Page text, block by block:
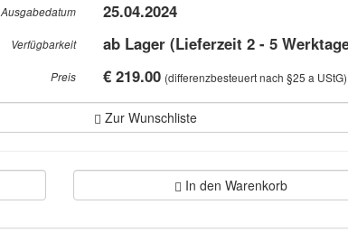
Ausgabedatum 25.04.2024
Verfügbarkeit ab Lager (Lieferzeit 2 - 5
Preis € 219.00 (differenzbesteuert nach §25 a UStG)
Zur Wunschliste
In den Warenkorb